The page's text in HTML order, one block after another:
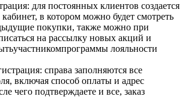
для постоянных клиентов создается
в котором можно будет смотреть
покупки, также можно при
на рассылку новых акций и
лояльности
справа заполняются все
включая способ оплаты и адрес
чего подтверждаете и все, заказ